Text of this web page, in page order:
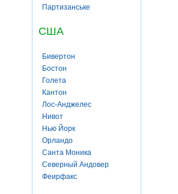
Партизанське
США
Бивертон
Бостон
Голета
Кантон
Лос-Анджелес
Нивот
Нью Йорк
Орландо
Санта Моника
Северный Андовер
Феирфакс